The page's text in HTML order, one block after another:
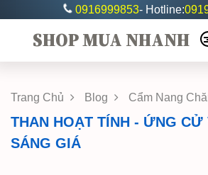
0916999853- Hotline:
SHOP MUA NHANH
Trang Chủ Blog Cẩm Nang
THAN HOẠT TÍNH - ỨNG
SÁNG GIÁ